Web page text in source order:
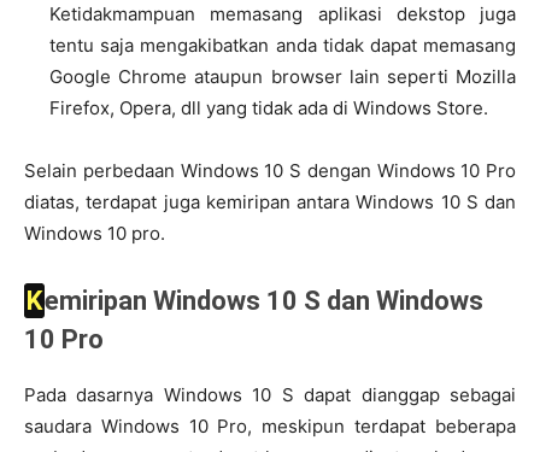
Ketidakmampuan memasang aplikasi dekstop juga
tentu saja mengakibatkan anda tidak dapat memasang
Google Chrome ataupun browser lain seperti Mozilla
Firefox, Opera, dll yang tidak ada di Windows Store.
Selain perbedaan Windows 10 S dengan Windows 10 Pro
diatas, terdapat juga kemiripan antara Windows 10 S dan
Windows 10 pro.
Kemiripan Windows 10 S dan Windows
10 Pro
Pada dasarnya Windows 10 S dapat dianggap sebagai
saudara Windows 10 Pro, meskipun terdapat beberapa